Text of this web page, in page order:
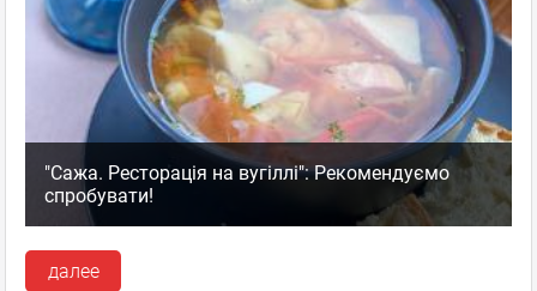
"Сажа. Ресторація на вугіллі": Рекомендуємо
спробувати!
далее